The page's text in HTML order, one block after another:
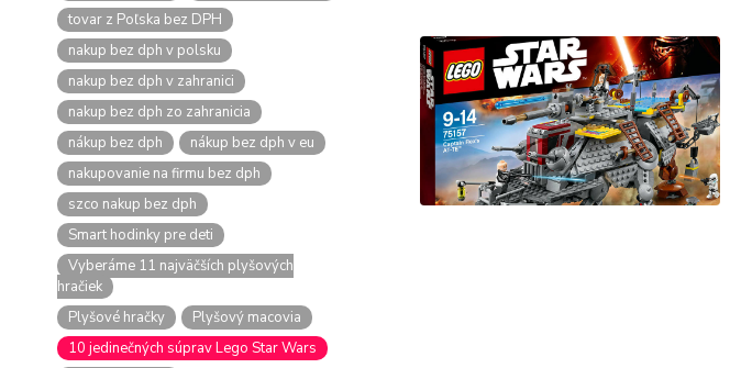
tovar z Poľska bez DPH
nakup bez dph v polsku
nakup bez dph v zahranici
nakup bez dph zo zahranicia
nákup bez dph
nákup bez dph v eu
nakupovanie na firmu bez dph
szco nakup bez dph
Smart hodinky pre deti
Vyberáme 11 najväčších plyšových
hračiek
Plyšové hračky
Plyšový macovia
10 jedinečných súprav Lego Star Wars